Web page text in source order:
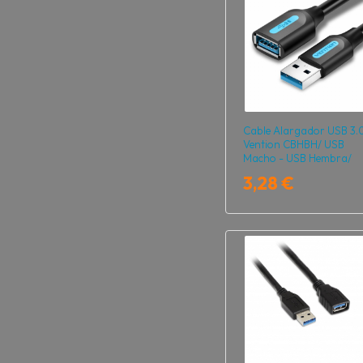
Cable Alargador USB
Vention CBHBH/ USB
Macho - USB Hembra/
3,28 €